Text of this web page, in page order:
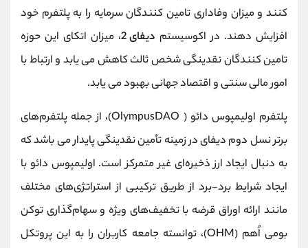
کنند و میزان وفاداری تامین کنندگان سرمایه را به پلتفرم خود
افزایش دهند. در اکوسیستم دیفای 2 ، میزان اتکای این حوزه
تامین کنندگان نقدینگی شخص ثالث کاهش می یابد و ارتباط با
امور مالی سنتی و اقتصاد جهانی بهبود می یابد.
پلتفرم اولیمپوس دائو ( OlympusDAO)، از جمله پلتفرم‌های
برتر نسل دوم دیفای در زمینه تأمین نقدینگی پایدار می باشد که
به دنبال ایجاد ارز ذخیره‌ای غیر متمرکز است. اولیمپوس دائو با
ایجاد شرایط برد-برد از طریق ترکیبی از استراتژی‌های مختلف
مانند ارائه اوراق قرضه با تخفیف‌های ویژه و سهام‌گذاری توکن
بومی اُهم (OHM)، توانسته جامعه‌ کاربران را به این پروتکل